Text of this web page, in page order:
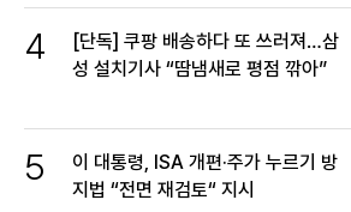
4
[단독] 쿠팡 배송하다 또 쓰러져…삼
성 설치기사 “땀냄새로 평점 깎아”
5
이 대통령, ISA 개편·주가 누르기 방
지법 “전면 재검토“ 지시